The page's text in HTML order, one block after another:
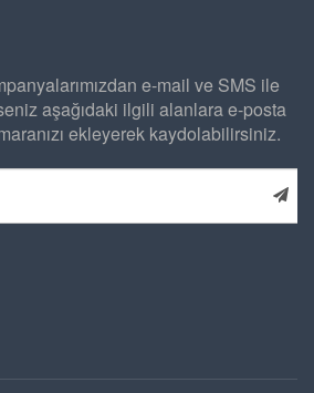
e-mail ve SMS ile
aşağıdaki ilgili alanlara e-posta
ekleyerek kaydolabilirsiniz.